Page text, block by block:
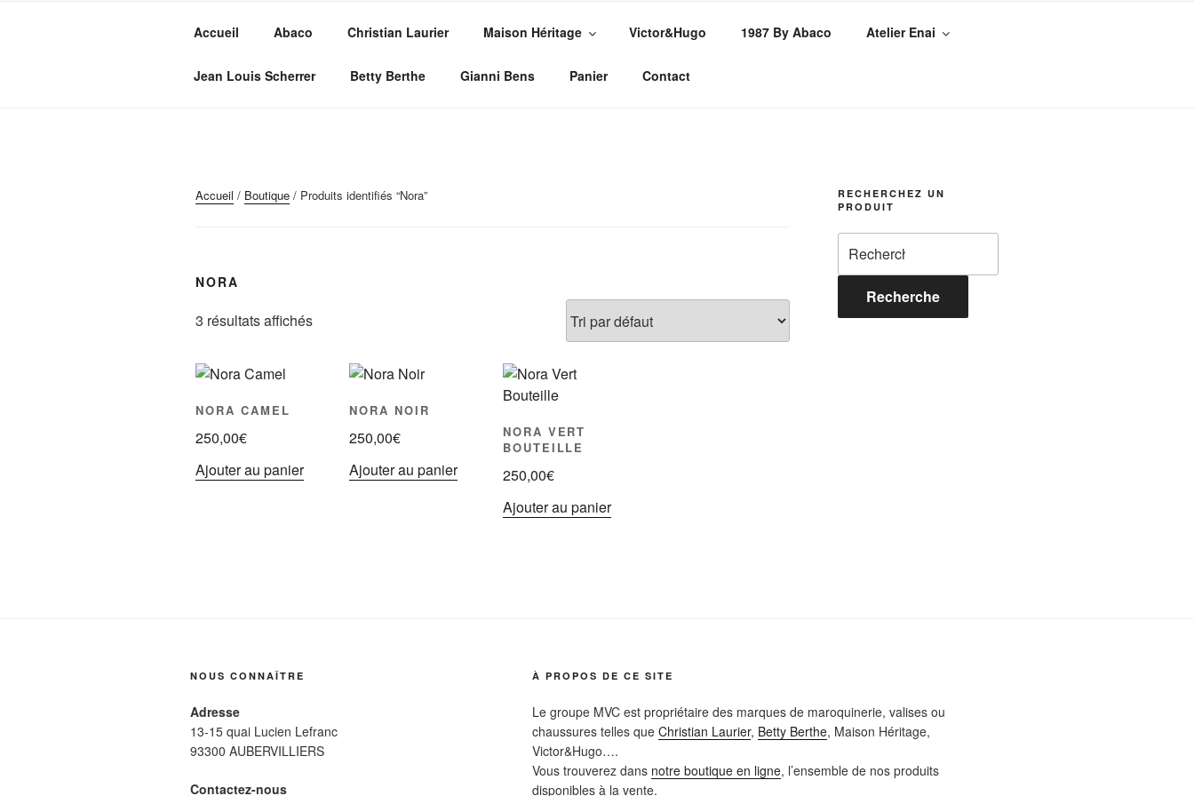
MVC GROUPE
Maroquinerie – Valises – Chaussures
Accueil Abaco Christian Laurier Maison Héritage Victor&Hugo 1987 By Abaco Atelier Enai
Jean Louis Scherrer Betty Berthe Gianni Bens Panier Contact
Accueil / Boutique / Produits identifiés “Nora”
NORA
3 résultats affichés
NORA CAMEL
250,00€
Ajouter au panier
NORA NOIR
250,00€
Ajouter au panier
NORA VERT
BOUTEILLE
250,00€
Ajouter au panier
RECHERCHEZ UN
PRODUIT
pour :
Recherche
NOUS CONNAÎTRE
Adresse
13-15 quai Lucien Lefranc
93300 AUBERVILLIERS
Contactez-nous
À PROPOS DE CE SITE
Le groupe MVC est propriétaire des marques de maroquinerie, valises ou
chaussures telles que Christian Laurier, Betty Berthe, Maison Héritage,
Victor&Hugo….
Vous trouverez dans notre boutique en ligne, l’ensemble de nos produits
disponibles à la vente.